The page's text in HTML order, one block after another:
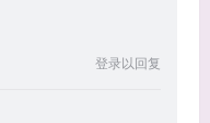
登录以回复